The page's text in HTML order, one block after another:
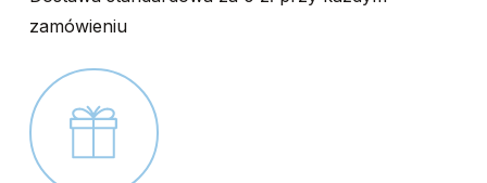
zamówieniu